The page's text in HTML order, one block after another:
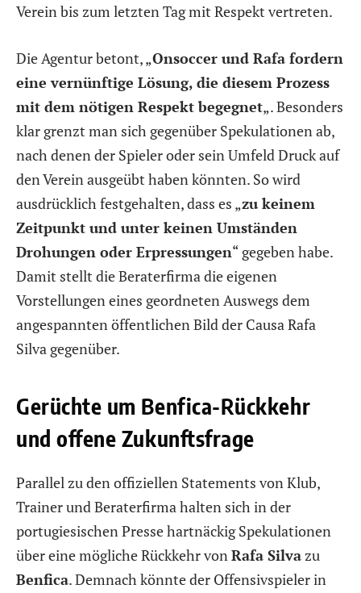
Verein bis zum letzten Tag mit Respekt vertreten.
Die Agentur betont, „Onsoccer und Rafa fordern
eine vernünftige Lösung, die diesem Prozess
mit dem nötigen Respekt begegnet„. Besonders
klar grenzt man sich gegenüber Spekulationen ab,
nach denen der Spieler oder sein Umfeld Druck auf
den Verein ausgeübt haben könnten. So wird
ausdrücklich festgehalten, dass es „zu keinem
Zeitpunkt und unter keinen Umständen
Drohungen oder Erpressungen“ gegeben habe.
Damit stellt die Beraterfirma die eigenen
Vorstellungen eines geordneten Auswegs dem
angespannten öffentlichen Bild der Causa Rafa
Silva gegenüber.
Gerüchte um Benfica-Rückkehr
und offene Zukunftsfrage
Parallel zu den offiziellen Statements von Klub,
Trainer und Beraterfirma halten sich in der
portugiesischen Presse hartnäckig Spekulationen
über eine mögliche Rückkehr vonRafa Silvazu
Benfica. Demnach könnte der Offensivspieler in